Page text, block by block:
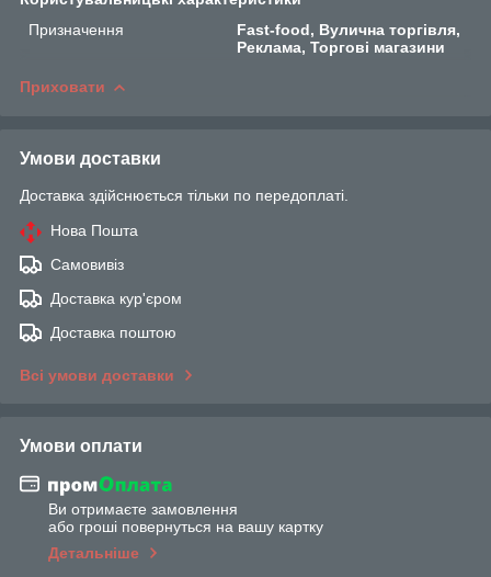
Призначення
Fast-food, Вулична торгівля,
Реклама, Торгові магазини
Приховати
Умови доставки
Доставка здійснюється тільки по передоплаті.
Нова Пошта
Самовивіз
Доставка кур'єром
Доставка поштою
Всі умови доставки
Умови оплати
Ви отримаєте замовлення
або гроші повернуться на вашу картку
Детальніше